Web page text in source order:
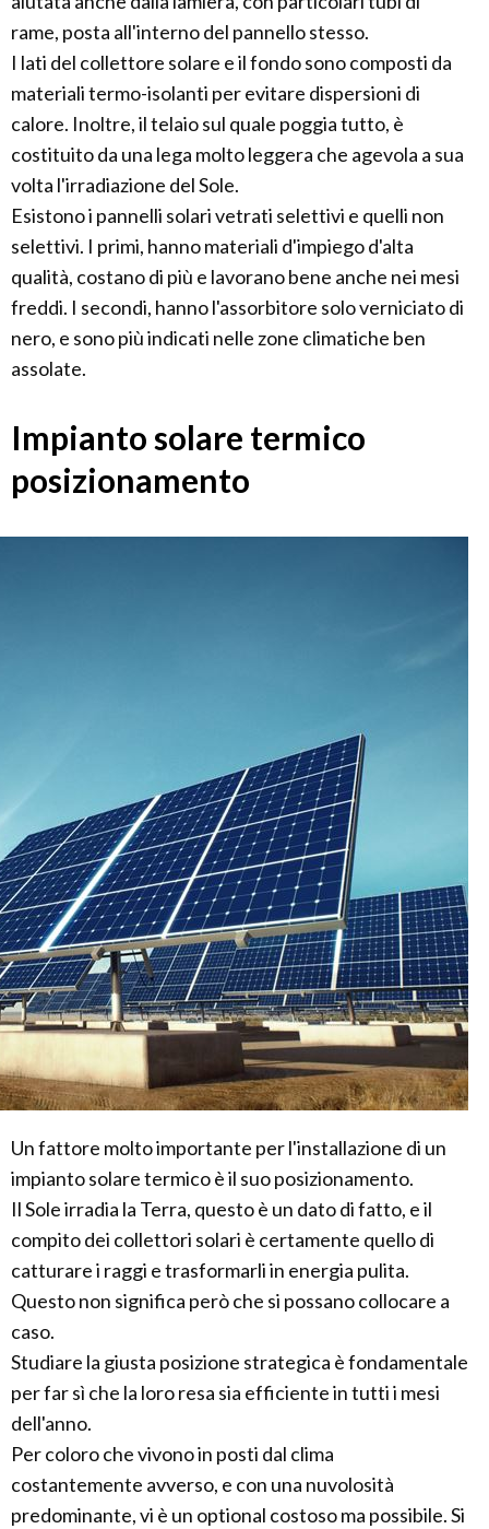
rame, posta all'interno del pannello stesso.
I lati del collettore solare e il fondo sono composti da
materiali termo-isolanti per evitare dispersioni di
calore. Inoltre, il telaio sul quale poggia tutto, è
costituito da una lega molto leggera che agevola a sua
volta l'irradiazione del Sole.
Esistono i pannelli solari vetrati selettivi e quelli non
selettivi. I primi, hanno materiali d'impiego d'alta
qualità, costano di più e lavorano bene anche nei mesi
freddi. I secondi, hanno l'assorbitore solo verniciato di
nero, e sono più indicati nelle zone climatiche ben
assolate.
Impianto solare termico
posizionamento
Un fattore molto importante per l'installazione di un
impianto solare termico è il suo posizionamento.
Il Sole irradia la Terra, questo è un dato di fatto, e il
compito dei collettori solari è certamente quello di
catturare i raggi e trasformarli in energia pulita.
Questo non significa però che si possano collocare a
caso.
Studiare la giusta posizione strategica è fondamentale
per far sì che la loro resa sia efficiente in tutti i mesi
dell'anno.
Per coloro che vivono in posti dal clima
costantemente avverso, e con una nuvolosità
predominante, vi è un optional costoso ma possibile. Si